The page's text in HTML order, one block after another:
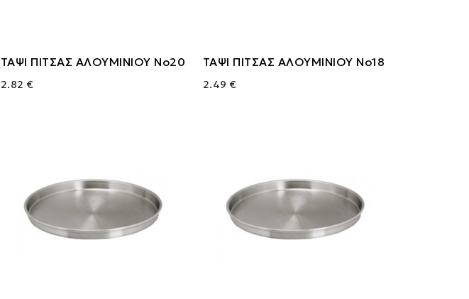
ΤΑΨΙ ΠΙΤΣΑΣ ΑΛΟΥΜΙΝΙΟΥ Νο20
2.82 €
ΤΑΨΙ ΠΙΤΣΑΣ ΑΛΟΥΜΙΝΙΟΥ Νο18
2.49 €